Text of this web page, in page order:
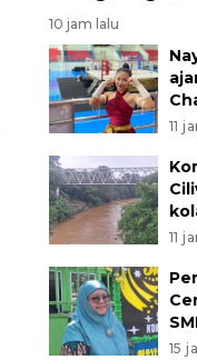
10 jam lalu
11
11
15